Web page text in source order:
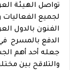
تواصل الهيئة
لجميع
الفنون بالدول
الدفع بالمسرح
جعله أحد أهم
والتلاقح بين